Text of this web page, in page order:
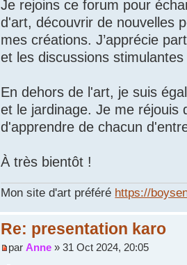
Je rejoins ce forum pour
d'art, découvrir de nouvelles
mes créations. J’apprécie
et les discussions stimulantes
En dehors de l'art, je suis
et le jardinage. Je me réjouis
d'apprendre de chacun
À très bientôt !
Mon site d'art préféré https://
Re: presentation karo
par Anne » 31 Oct 2024, 20:05